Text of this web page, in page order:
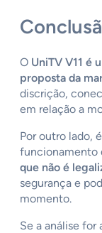
O UniTV V11 é
proposta da
discrição,
em relação a
Por outro lado,
funcionamento
que não é
segurança e
momento.
Se a análise for